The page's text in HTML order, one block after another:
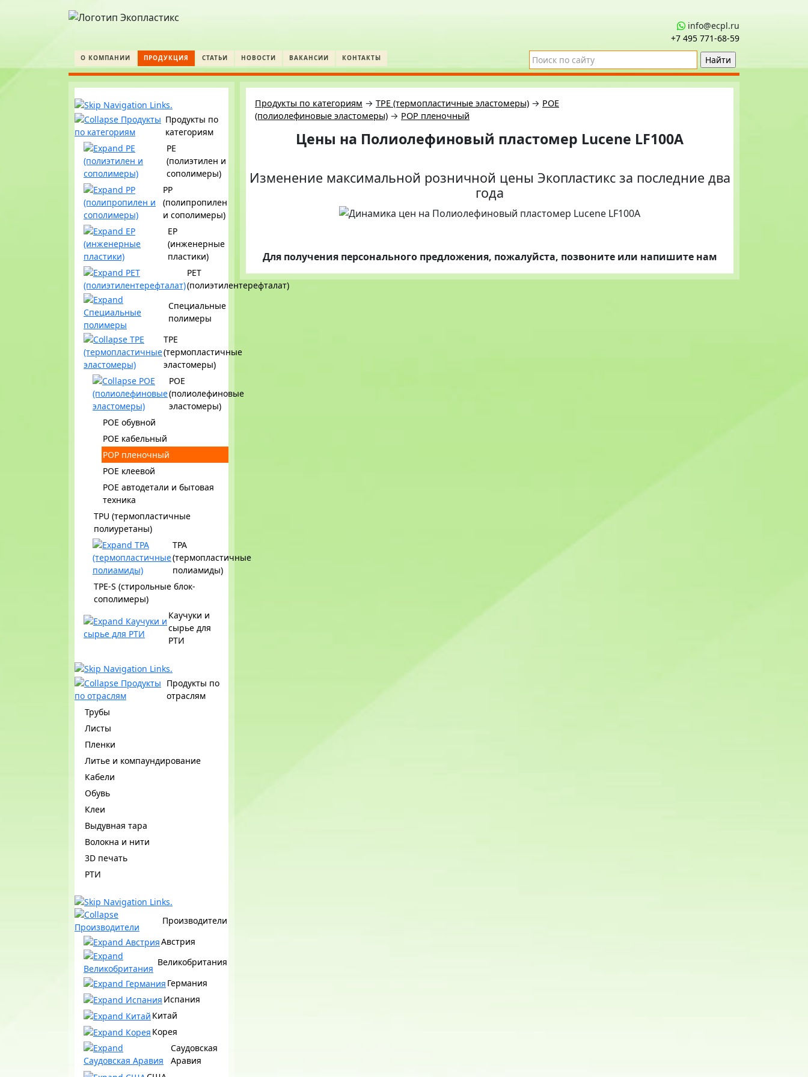
info@ecpl.ru
+7 495 771‑68-59
О КОМПАНИИ ПРОДУКЦИЯ СТАТЬИ НОВОСТИ ВАКАНСИИ КОНТАКТЫ
Продукты по
категориям
PE
(полиэтилен и
сополимеры)
PP
(полипропилен
и сополимеры)
EP
(инженерные
пластики)
PET
(полиэтилентерефталат)
Специальные
полимеры
TPE
(термопластичные
эластомеры)
POE
(полиолефиновые
эластомеры)
POE обувной
POE кабельный
POP пленочный
POE клеевой
POE автодетали и бытовая
техника
TPU (термопластичные
полиуретаны)
ТРА
(термопластичные
полиамиды)
TPE-S (стирольные блок-
сополимеры)
Каучуки и
сырье для
РТИ
Продукты по
отраслям
Трубы
Листы
Пленки
Литье и компаундирование
Кабели
Обувь
Клеи
Выдувная тара
Волокна и нити
3D печать
РТИ
Производители
Австрия
Великобритания
Германия
Испания
Китай
Корея
Саудовская
Аравия
Продукты по категориям → TPE (термопластичные эластомеры) → POE
(полиолефиновые эластомеры) → POP пленочный
Цены на Полиолефиновый пластомер Lucene LF100A
Изменение максимальной розничной цены Экопластикс за последние два
года
Для получения персонального предложения, пожалуйста, позвоните или напишите нам